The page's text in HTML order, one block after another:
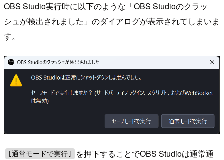
OBS Studio実行時に以下のような「OBS Studioのクラッ
シュが検出されました」のダイアログが表示されてしまいま
す。
[通常モードで実行]
を押下することでOBS Studioは通常通